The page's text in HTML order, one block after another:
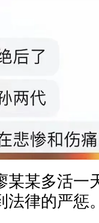
某某多活一
法律的严惩